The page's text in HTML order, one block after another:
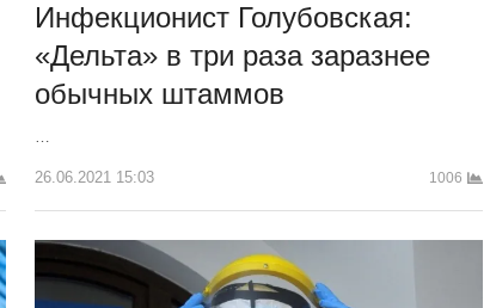
Инфекционист Голубовская:
«Дельта» в три раза заразнее
обычных штаммов
…
26.06.2021 15:03 1006